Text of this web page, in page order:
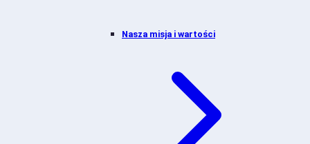
Nasza misja i wartości